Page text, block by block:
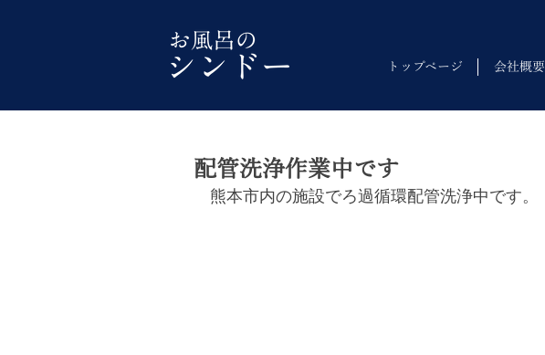
トップページ 会社概要
配管洗浄作業中です
熊本市内の施設でろ過循環配管洗浄中です。